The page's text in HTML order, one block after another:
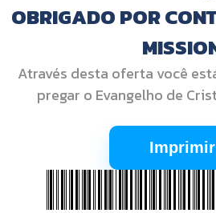
OBRIGADO POR
Através desta oferta você
pregar o Evangelho de